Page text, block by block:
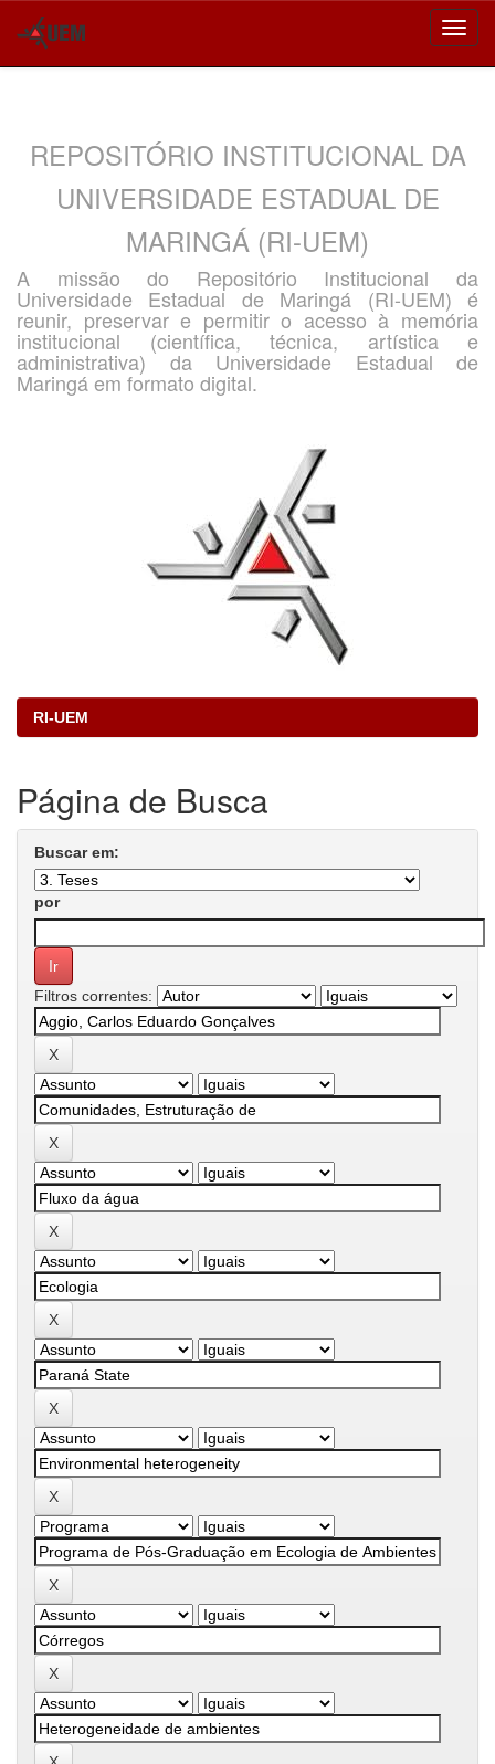
REPOSITÓRIO INSTITUCIONAL DA
UNIVERSIDADE ESTADUAL DE
MARINGÁ (RI-UEM)
A missão do Repositório Institucional da
Universidade Estadual de Maringá (RI-UEM) é
reunir, preservar e permitir o acesso à memória
institucional (científica, técnica, artística e
administrativa) da Universidade Estadual de
Maringá em formato digital.
RI-UEM
Página de Busca
Buscar em:
por
Filtros correntes: